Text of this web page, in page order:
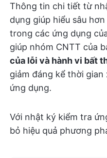
Thông tin chi tiết từ
dụng giúp hiểu sâu
trong các ứng dụng
giúp nhóm CNTT của
của lỗi và hành vi bất
giảm đáng kể thời
ứng dụng.
Với nhật ký kiểm tra
bỏ hiệu quả phương